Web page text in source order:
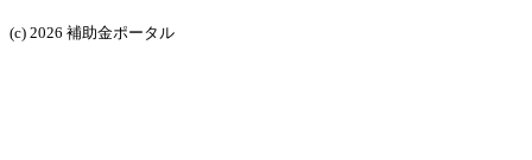
(c) 2026 補助金ポータル